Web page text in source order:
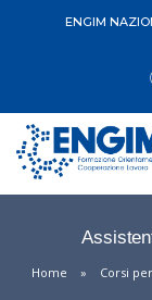
ENGIM
Home Corsi